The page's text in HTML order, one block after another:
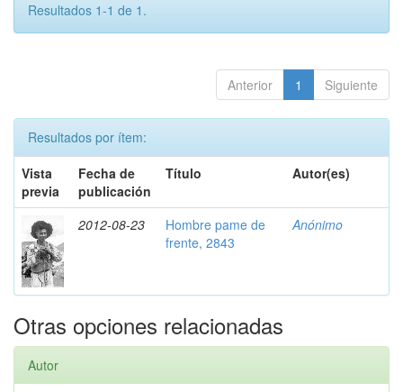
Resultados 1-1 de 1.
Anterior 1 Siguiente
Resultados por ítem:
Vista
previa
Fecha de
publicación
Título Autor(es)
2012-08-23
Hombre pame de
frente, 2843
Anónimo
Otras opciones relacionadas
Autor